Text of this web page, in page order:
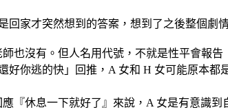
回家才突然想到的答案，想到了之後整個
也沒有。但人名用代號，不就是性平會報
好你逃的快」回推，A 女和 H 女可能原本都
『休息一下就好了』來說，A 女是有意識